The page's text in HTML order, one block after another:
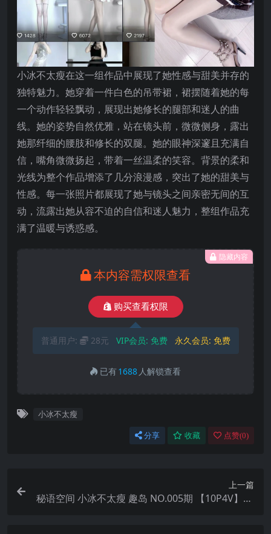
小冰不太瘦在这一组作品中展现了她性感与甜美并存的
独特魅力。她穿着一件白色的吊带裙，裙摆随着她的每
一个动作轻轻飘动，展现出她修长的腿部和迷人的曲
线。她的姿势自然优雅，站在镜头前，微微侧身，露出
她那纤细的腰肢和修长的双腿。她的眼神深邃且充满自
信，嘴角微微扬起，带着一丝温柔的笑容。背景的柔和
光线为整个作品增添了几分浪漫感，突出了她的甜美与
性感。每一张照片都展现了她与镜头之间亲密无间的互
动，流露出她从容不迫的自信和迷人魅力，整组作品充
满了温暖与诱惑感。
隐藏内容
本内容需权限查看
购买查看权限
普通用户: 28元 VIP会员: 免费 永久会员: 免费
已有1688 人解锁查看
小冰不太瘦
分享 收藏 点赞(0)
上一篇
秘语空间 小冰不太瘦 趣岛 NO.005期 【10P4V】20